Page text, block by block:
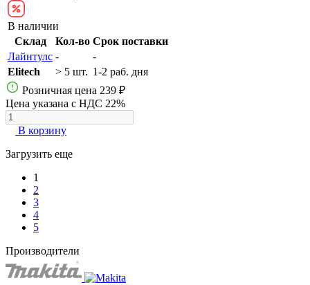
В наличии
Склад
Кол-во Срок поставки
Лайнтулс -
-
Elitech
> 5 шт. 1-2 раб. дня
Розничная цена 239 ₽
Цена указана с НДС 22%
В корзину
Загрузить еще
1
2
3
4
5
Производители